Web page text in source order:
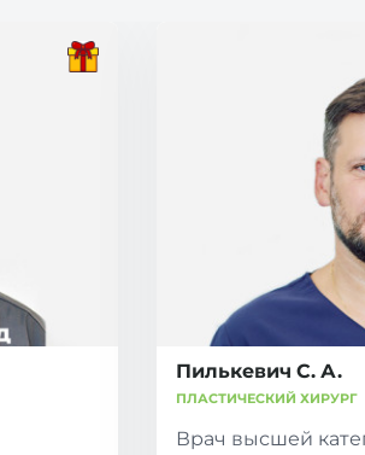
Пилькевич С. А.
ПЛАСТИЧЕСКИЙ ХИРУРГ
Врач высшей